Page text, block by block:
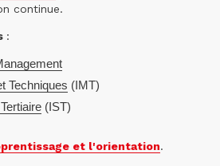
continue.
:
Techniques (IMT)
(IST)
et l'orientation.